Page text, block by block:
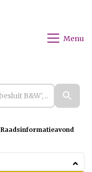
Menu
Raadsinformatieavond